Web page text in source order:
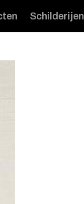
Schilderijen